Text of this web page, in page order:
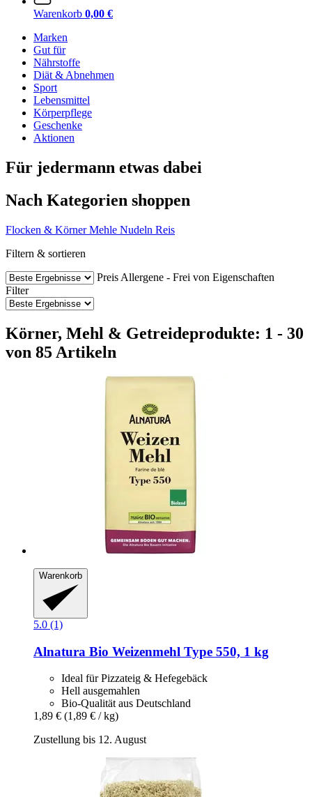
Warenkorb 0,00 €
Marken
Gut für
Nährstoffe
Diät & Abnehmen
Sport
Lebensmittel
Körperpflege
Geschenke
Aktionen
Für jedermann etwas dabei
Nach Kategorien shoppen
Flocken & Körner Mehle Nudeln Reis
Filtern & sortieren
Preis Allergene - Frei von Eigenschaften
Filter
Körner, Mehl & Getreideprodukte: 1 - 30
von 85 Artikeln
Warenkorb
5.0 (1)
Alnatura Bio Weizenmehl Type 550, 1 kg
Ideal für Pizzateig & Hefegebäck
Hell ausgemahlen
Bio-Qualität aus Deutschland
1,89 € (1,89 € / kg)
Zustellung bis 12. August